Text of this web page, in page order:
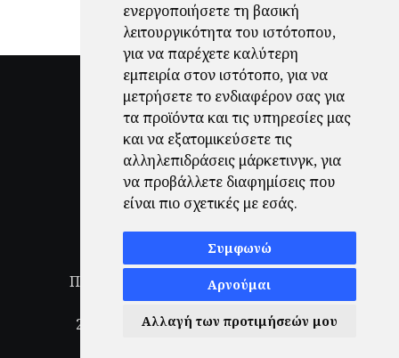
ενεργοποιήσετε τη βασική
λειτουργικότητα του ιστότοπου,
για να παρέχετε καλύτερη
εμπειρία στον ιστότοπο,για να
μετρήσετε το ενδιαφέρον σας για
τα προϊόντα και τις υπηρεσίες μας
και να εξατομικεύσετε τις
αλληλεπιδράσεις μάρκετινγκ,για
να προβάλλετε διαφημίσεις που
είναι πιο σχετικές με εσάς.
Συμφωνώ
Αρνούμαι
Αλλαγή των προτιμήσεών μου
Πολιτική Απορρήτου |Όροι Χρήσης
Ενημέρωση προτιμήσεων cookies
2026
© Finale.gr All Rights Reserved